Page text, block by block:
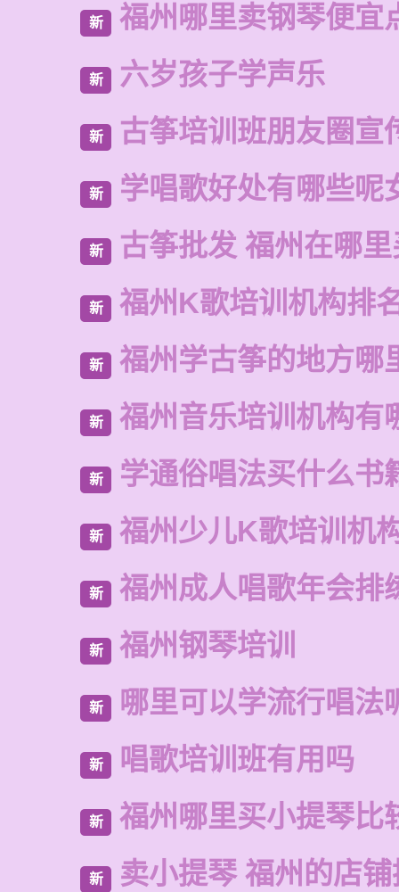
新 福州哪里卖钢琴便宜
新 六岁孩子学声乐
新 古筝培训班朋友圈宣
新 学唱歌好处有哪些呢
新 古筝批发 福州在哪
新 福州K歌培训机构排
新 福州学古筝的地方哪
新 福州音乐培训机构有
新 学通俗唱法买什么书
新 福州少儿K歌培训机
新 福州成人唱歌年会排
新 福州钢琴培训
新 哪里可以学流行唱法
新 唱歌培训班有用吗
新 福州哪里买小提琴比
新 卖小提琴 福州的店